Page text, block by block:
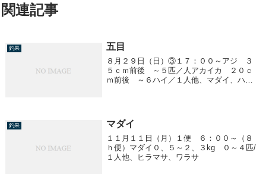
関連記事
釣果 五目
８月２９日（日）③１７：００～アジ ３
５ｃｍ前後 ～５匹／人アカイカ ２０ｃ
ｍ前後 ～６ハイ／１人他、マダイ、ハナ
釣果 マダイ
１１月１１日（月）１便 ６：００～（８
ｈ便）マダイ０、５～２、３kg ０～４匹/
１人他、ヒラマサ、ワラサ